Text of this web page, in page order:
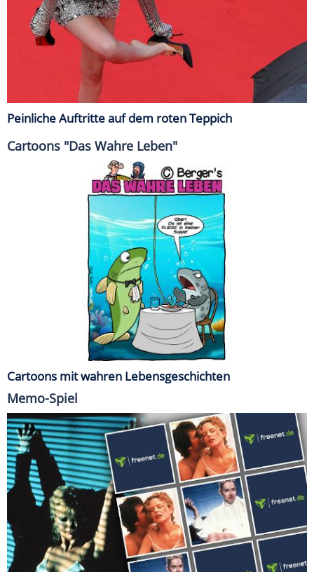
Peinliche Auftritte auf dem roten Teppich
Cartoons "Das Wahre Leben"
Cartoons mit wahren Lebensgeschichten
Memo-Spiel